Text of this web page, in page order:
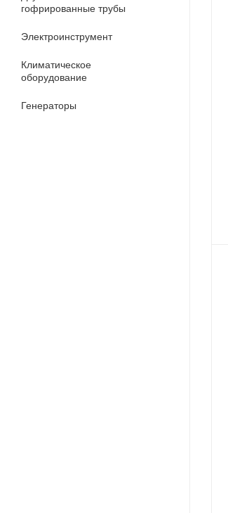
гофрированные трубы
Электроинструмент
Климатическое
оборудование
Генераторы